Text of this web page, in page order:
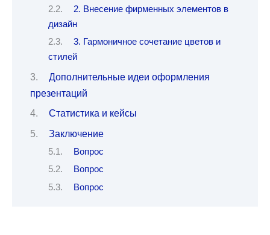
2. Внесение фирменных элементов в
дизайн
3. Гармоничное сочетание цветов и
стилей
Дополнительные идеи оформления
презентаций
Статистика и кейсы
Заключение
Вопрос
Вопрос
Вопрос